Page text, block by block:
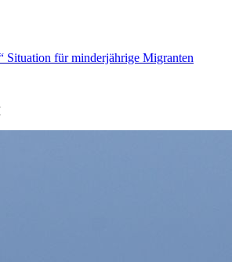
Situation für minderjährige Migranten